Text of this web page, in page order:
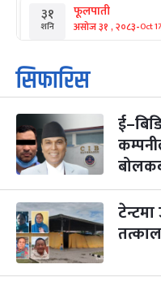
३१
शनि
फूलपाती
असोज ३१ , २०८३-Oct
१
आइत
कार्तिक सङ्क्रान्ति
कार्तिक १, २०८३
३
मंगल
महानवमी
कार्तिक ३, २०८३-Oct
४
५
बिहि
पापा‌ङ्कुशा एकादशी
कार्तिक ५, २०८३
सिफारिस